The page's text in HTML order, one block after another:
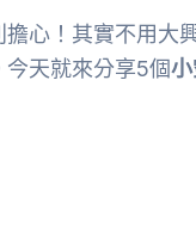
心！其實不用大
天就來分享5個